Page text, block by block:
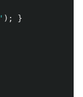
' );
}